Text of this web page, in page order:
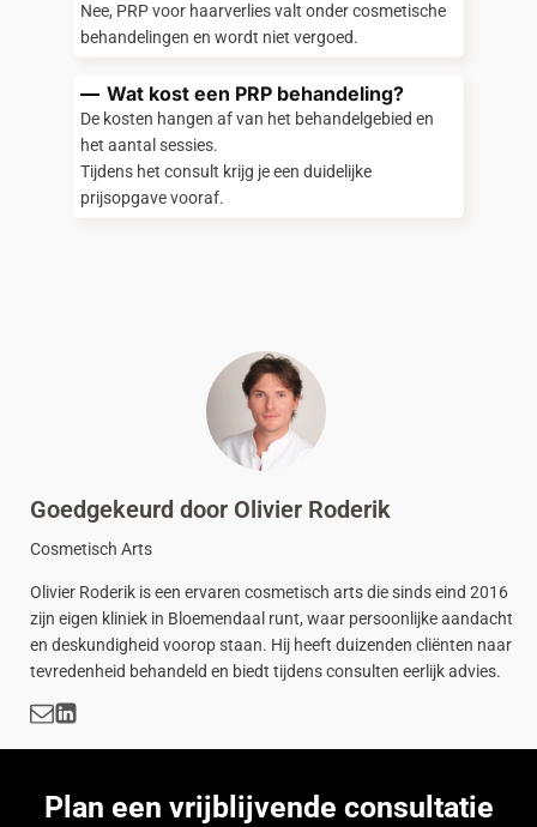
Nee, PRP voor haarverlies valt onder cosmetische
behandelingen en wordt niet vergoed.
Wat kost een PRP behandeling?
De kosten hangen af van het behandelgebied en
het aantal sessies.
Tijdens het consult krijg je een duidelijke
prijsopgave vooraf.
Goedgekeurd door Olivier Roderik
Cosmetisch Arts
Olivier Roderik is een ervaren cosmetisch arts die sinds eind 2016
zijn eigen kliniek in Bloemendaal runt, waar persoonlijke aandacht
en deskundigheid voorop staan. Hij heeft duizenden cliënten naar
tevredenheid behandeld en biedt tijdens consulten eerlijk advies.
Plan een vrijblijvende consultatie